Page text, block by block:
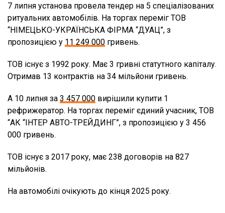
7 липня установа провела тендер на 5 спеціалізованих
ритуальних автомобілів. На торгах переміг ТОВ
“НІМЕЦЬКО-УКРАЇНСЬКА ФІРМА “ДУАЦ”, з
пропозицією у 11 249 000 гривень.
ТОВ існує з 1992 року. Має 3 гривні статутного капіталу.
Отримав 13 контрактів на 34 мільйони гривень.
А 10 липня за 3 457 000 вирішили купити 1
рефрижератор. На торгах переміг єдиний учасник, ТОВ
“АК “ІНТЕР АВТО-ТРЕЙДИНГ”, з пропозицією у 3 456
000 гривень.
ТОВ існує з 2017 року, має 238 договорів на 827
мільйонів.
На автомобілі очікують до кінця 2025 року.